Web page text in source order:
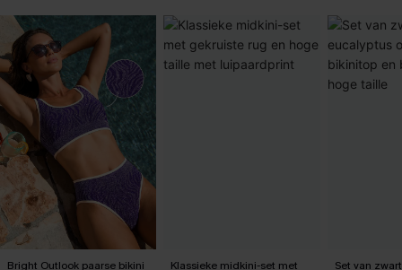
Bright Outlook paarse bikini Klassieke midkini-set met Set van